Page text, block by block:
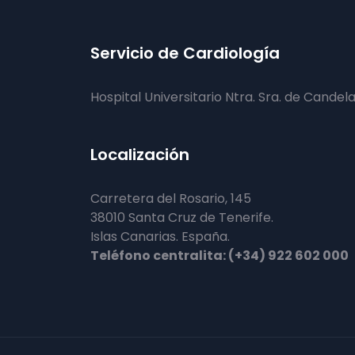
Servicio de Cardiología
Hospital Universitario Ntra. Sra. de
Localización
Carretera del Rosario, 145
38010 Santa Cruz de Tenerife.
Islas Canarias. España.
Teléfono centralita: (+34) 922 602 000